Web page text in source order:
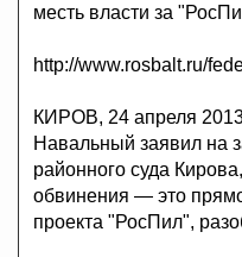
месть власти за
http://www.rosbalt.ru/
КИРОВ, 24 апреля
Навальный заявил на
районного суда
обвинения — это
проекта "РосПил",